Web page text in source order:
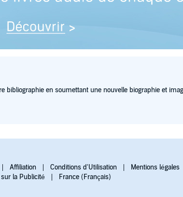
en soumettant une nouvelle biographie et
Affiliation Conditions d'Utilisation Mentions légales
sur la Publicité
France (Français)